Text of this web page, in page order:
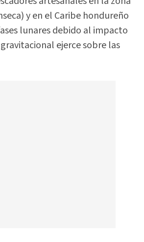
y en el Caribe hondureño
lunares debido al impacto
ejerce sobre las